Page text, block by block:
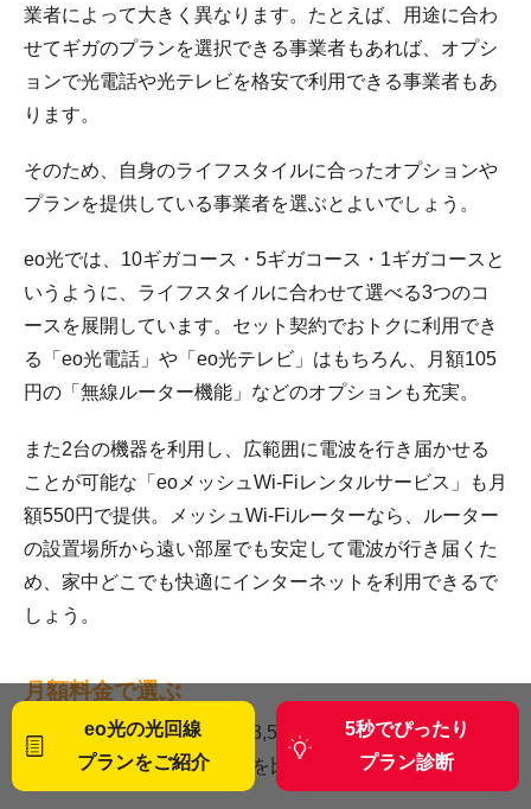
業者によって大きく異なります。たとえば、用途に合わ
せてギガのプランを選択できる事業者もあれば、オプシ
ョンで光電話や光テレビを格安で利用できる事業者もあ
ります。
そのため、自身のライフスタイルに合ったオプションや
プランを提供している事業者を選ぶとよいでしょう。
eo光では、10ギガコース・5ギガコース・1ギガコースと
いうように、ライフスタイルに合わせて選べる3つのコ
ースを展開しています。セット契約でおトクに利用でき
る「eo光電話」や「eo光テレビ」はもちろん、月額105
円の「無線ルーター機能」などのオプションも充実。
また2台の機器を利用し、広範囲に電波を行き届かせる
ことが可能な「eoメッシュWi-Fiレンタルサービス」も月
額550円で提供。メッシュWi-Fiルーターなら、ルーター
の設置場所から遠い部屋でも安定して電波が行き届くた
め、家中どこでも快適にインターネットを利用できるで
しょう。
月額料金で選ぶ
光回線の月額料金の相場は3,500～6,000円と幅があるた
め、さまざまな回線事業者を比較してみてください。
eo光の光回線
プランをご紹介
5秒でぴったり
プラン診断